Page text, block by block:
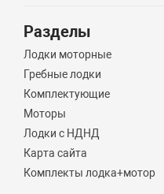
Разделы
Лодки моторные
Гребные лодки
Комплектующие
Моторы
Лодки с НДНД
Карта сайта
Комплекты лодка+мотор